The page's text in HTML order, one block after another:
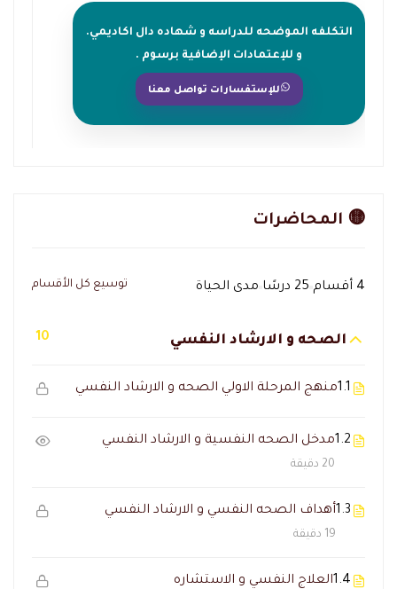
التكلفه الموضحه للدراسه و شهاده دال اكاديمي.
و للإعتمادات الإضافية برسوم .
للإستفسارات تواصل معنا
🟡 المحاضرات
4 أقسام 25 درسًا مدى الحياة توسيع كل الأقسام
الصحه و الارشاد النفسي 10
1.1منهج المرحلة الاولي الصحه و الارشاد النفسي
1.2مدخل الصحه النفسية و الارشاد النفسي
20 دقيقة
1.3أهداف الصحه النفسي و الارشاد النفسي
19 دقيقة
1.4العلاج النفسي و الاستشاره